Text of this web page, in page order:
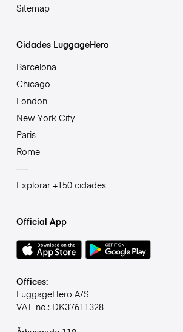
Sitemap
Cidades LuggageHero
Barcelona
Chicago
London
New York City
Paris
Rome
Explorar +150 cidades
Official App
Offices:
LuggageHero A/S
VAT-no.: DK37611328